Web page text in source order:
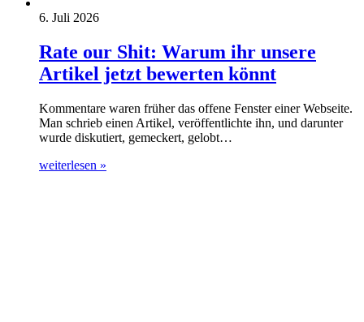
6. Juli 2026
Rate our Shit: Warum ihr unsere
Artikel jetzt bewerten könnt
Kommentare waren früher das offene Fenster einer Webseite.
Man schrieb einen Artikel, veröffentlichte ihn, und darunter
wurde diskutiert, gemeckert, gelobt…
weiterlesen »